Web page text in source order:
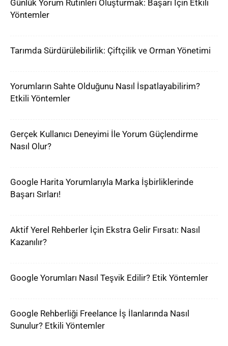
Günlük Yorum Rutinleri Oluşturmak: Başarı İçin Etkili
Yöntemler
Tarımda Sürdürülebilirlik: Çiftçilik ve Orman Yönetimi
Yorumların Sahte Olduğunu Nasıl İspatlayabilirim?
Etkili Yöntemler
Gerçek Kullanıcı Deneyimi İle Yorum Güçlendirme
Nasıl Olur?
Google Harita Yorumlarıyla Marka İşbirliklerinde
Başarı Sırları!
Aktif Yerel Rehberler İçin Ekstra Gelir Fırsatı: Nasıl
Kazanılır?
Google Yorumları Nasıl Teşvik Edilir? Etik Yöntemler
Google Rehberliği Freelance İş İlanlarında Nasıl
Sunulur? Etkili Yöntemler